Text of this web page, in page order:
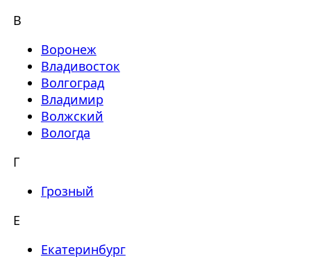
В
Воронеж
Владивосток
Волгоград
Владимир
Волжский
Вологда
Г
Грозный
Е
Екатеринбург